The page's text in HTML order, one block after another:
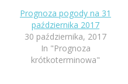
Prognoza pogody na 31
października 2017
30 października, 2017
In "Prognoza
krótkoterminowa"